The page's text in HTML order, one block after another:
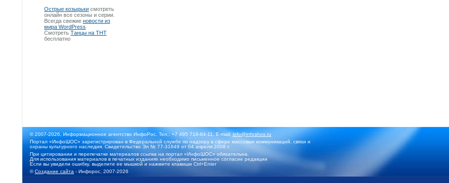
Острые козырьки смотреть
онлайн все сезоны и серии.
Всегда свежие новости из
мира WordPress
Смотреть Танцы на ТНТ
бесплатно
© 2007-2026, Информационное агентство ИнфоРос. Тел.: +7 495 718-84-11, E-mail:info@infoshos.ru
Портал «ИнфоШОС» зарегистрирован в Федеральной службе по надзору в сфере массовых коммуникаций, связи и
охраны культурного наследия. Свидетельство Эл № 77-31649 от 04 апреля 2008 г.
При цитировании и перепечатке материалов ссылка на портал «ИнфоШОС» обязательна.
Для использования материалов в печатных изданиях необходимо письменное согласие редакции
Если вы увидели ошибку, выделите ее мышкой и нажмите клавиши Ctrl+Enter
©Создание сайта - Инфорос, 2007-2026